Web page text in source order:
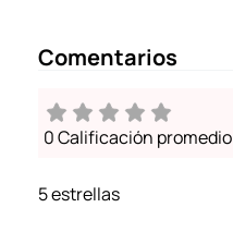
Comentarios
0 Calificación promedio
5 estrellas